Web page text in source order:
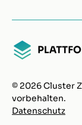
© 2026 Cluster
vorbehalten.
Datenschutz